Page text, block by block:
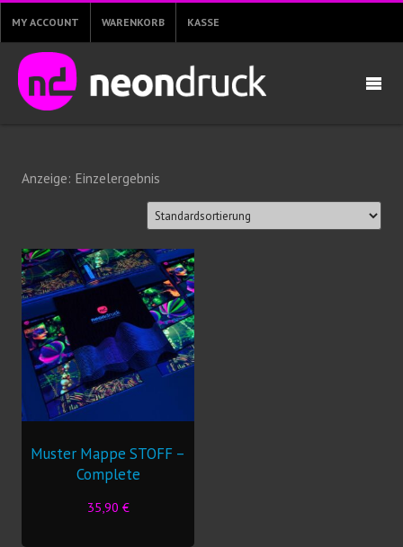
MY ACCOUNT WARENKORB KASSE
Anzeige: Einzelergebnis
Muster Mappe STOFF –
Complete
35,90 €